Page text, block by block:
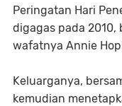
Peringatan Hari
digagas pada
wafatnya Annie
Keluarganya,
kemudian